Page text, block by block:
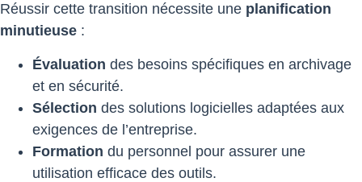
Réussir cette transition nécessite une planification
minutieuse :
Évaluation des besoins spécifiques en archivage
et en sécurité.
Sélection des solutions logicielles adaptées aux
exigences de l’entreprise.
Formation du personnel pour assurer une
utilisation efficace des outils.